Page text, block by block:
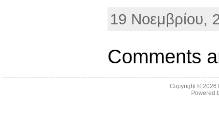
r
19 Νοεμβρίου,
Comments
Copyright © 2026
Powered